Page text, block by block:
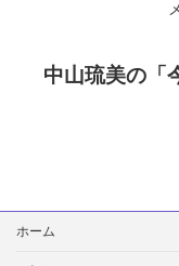
中山琉美の「
索:
ホーム